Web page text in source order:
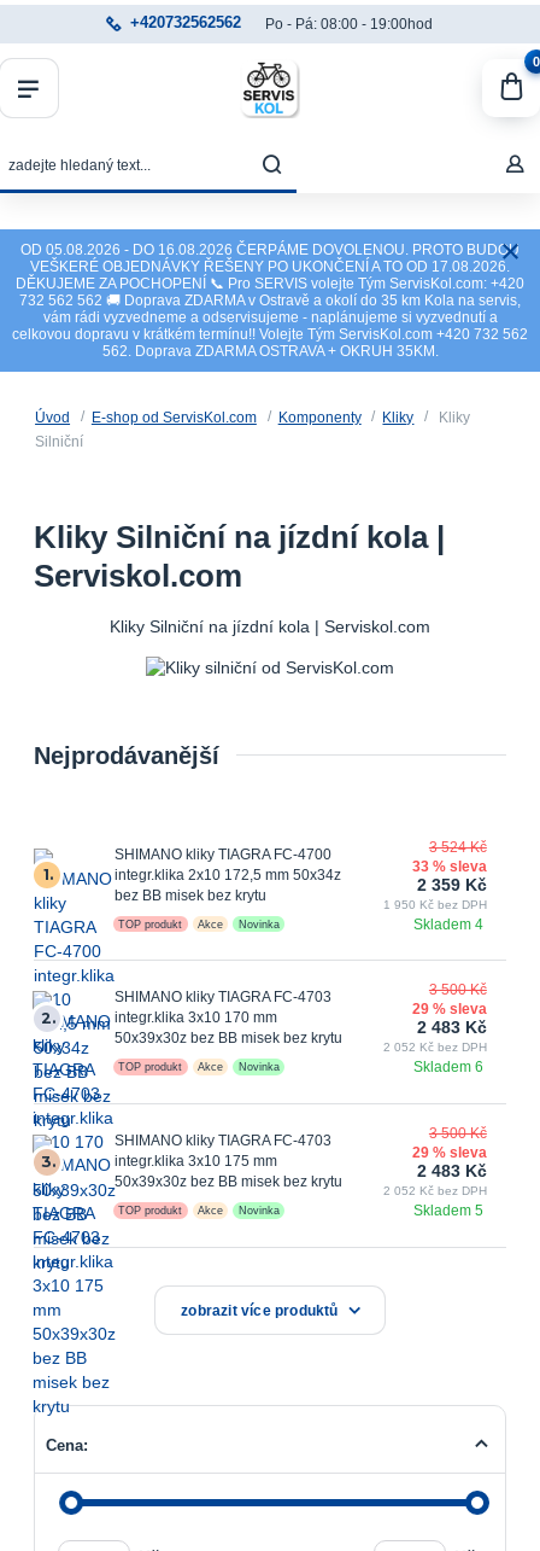
OD 05.08.2026 - DO 16.08.2026 ČERPÁME DOVOLENOU. PROTO BUDOU
VEŠKERÉ OBJEDNÁVKY ŘEŠENY PO UKONČENÍ A TO OD 17.08.2026.
DĚKUJEME ZA POCHOPENÍ 📞 Pro SERVIS volejte Tým ServisKol.com: +420
732 562 562 🚚 Doprava ZDARMA v Ostravě a okolí do 35 km Kola na servis,
vám rádi vyzvedneme a odservisujeme - naplánujeme si vyzvednutí a
celkovou dopravu v krátkém termínu!! Volejte Tým ServisKol.com +420 732 562
562. Doprava ZDARMA OSTRAVA + OKRUH 35KM.
+420732562562 Po - Pá: 08:00 - 19:00hod
0
Úvod E-shop od ServisKol.com Komponenty Kliky
Kliky
Silniční
Kliky Silniční na jízdní kola |
Serviskol.com
Kliky Silniční na jízdní kola | Serviskol.com
Nejprodávanější
1.
SHIMANO kliky TIAGRA FC-4700
integr.klika 2x10 172,5 mm 50x34z
bez BB misek bez krytu
Skladem 4
TOP produkt Akce Novinka
3 524 Kč
33 % sleva
2 359 Kč
1 950 Kč bez DPH
2.
SHIMANO kliky TIAGRA FC-4703
integr.klika 3x10 170 mm
50x39x30z bez BB misek bez krytu
Skladem 6
TOP produkt Akce Novinka
3 500 Kč
29 % sleva
2 483 Kč
2 052 Kč bez DPH
3.
SHIMANO kliky TIAGRA FC-4703
integr.klika 3x10 175 mm
50x39x30z bez BB misek bez krytu
Skladem 5
TOP produkt Akce Novinka
3 500 Kč
29 % sleva
2 483 Kč
2 052 Kč bez DPH
zobrazit více produktů
Cena: